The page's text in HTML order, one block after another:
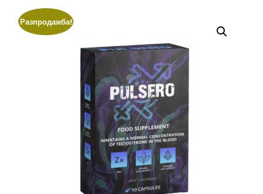
Разпродажба!